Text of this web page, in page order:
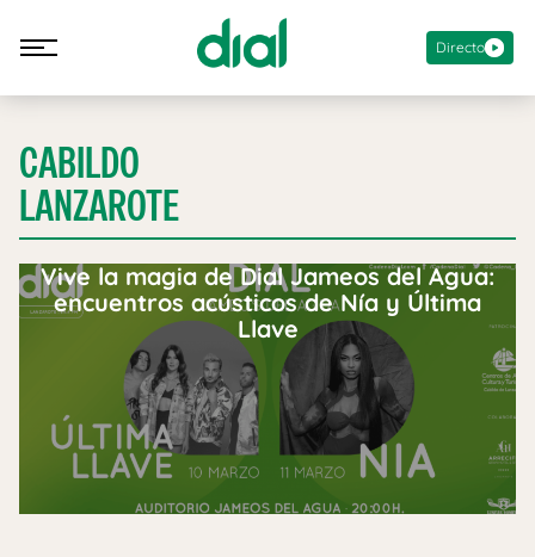
Directo
CABILDO
LANZAROTE
Vive la magia de Dial Jameos del Agua:
encuentros acústicos de Nía y Última
Llave